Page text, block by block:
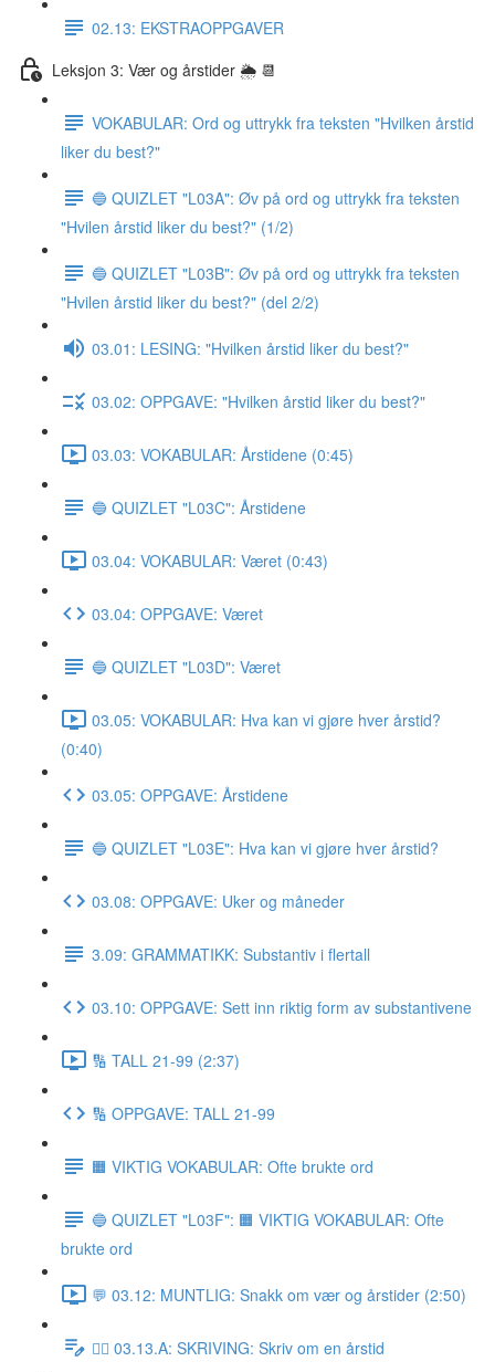
02.13: EKSTRAOPPGAVER
Leksjon 3: Vær og årstider 🌦 📆
VOKABULAR: Ord og uttrykk fra teksten "Hvilken årstid
liker du best?"
🔵 QUIZLET "L03A": Øv på ord og uttrykk fra teksten
"Hvilen årstid liker du best?" (1/2)
🔵 QUIZLET "L03B": Øv på ord og uttrykk fra teksten
"Hvilen årstid liker du best?" (del 2/2)
03.01: LESING: "Hvilken årstid liker du best?"
03.02: OPPGAVE: "Hvilken årstid liker du best?"
03.03: VOKABULAR: Årstidene (0:45)
🔵 QUIZLET "L03C": Årstidene
03.04: VOKABULAR: Været (0:43)
03.04: OPPGAVE: Været
🔵 QUIZLET "L03D": Været
03.05: VOKABULAR: Hva kan vi gjøre hver årstid?
(0:40)
03.05: OPPGAVE: Årstidene
🔵 QUIZLET "L03E": Hva kan vi gjøre hver årstid?
03.08: OPPGAVE: Uker og måneder
3.09: GRAMMATIKK: Substantiv i flertall
03.10: OPPGAVE: Sett inn riktig form av substantivene
🔢 TALL 21-99 (2:37)
🔢 OPPGAVE: TALL 21-99
🟧 VIKTIG VOKABULAR: Ofte brukte ord
🔵 QUIZLET "L03F": 🟧 VIKTIG VOKABULAR: Ofte
brukte ord
💬 03.12: MUNTLIG: Snakk om vær og årstider (2:50)
✍🏼 03.13.A: SKRIVING: Skriv om en årstid